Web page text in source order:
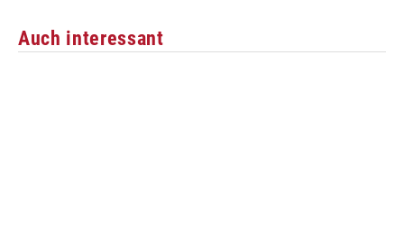
Auch interessant